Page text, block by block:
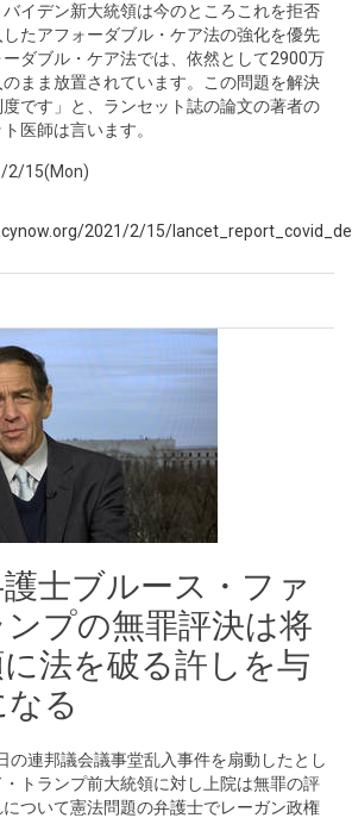
イデン新大統領は今のところこれを拒否
たアフォーダブル・ケア法の強化を優先
ダブル・ケア法では、依然として2900万
まま放置されています。この問題を解決
です」と、ランセット誌の論文の著者の
医師は言います。
2/15(Mon)
2021/2/15/
士ブルース・ファ
プの無罪評決は将
法を破る許しを与
る
の連邦議会議事堂乱入事件を扇動したとし
トランプ前大統領に対し上院は無罪の評
ついて憲法問題の弁護士でレーガン政権